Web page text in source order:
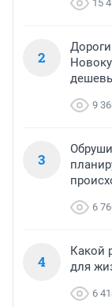
15
2
9
3
6
4
Какой
для
6